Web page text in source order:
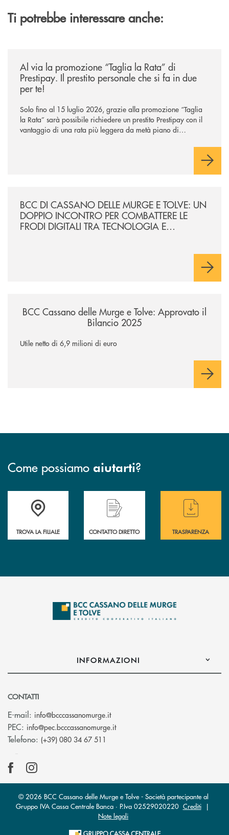
Ti potrebbe interessare anche:
Al via la promozione “Taglia la Rata” di
Prestipay. Il prestito personale che si fa in due
per te!
Solo fino al 15 luglio 2026, grazie alla promozione “Taglia
la Rata” sarà possibile richiedere un prestito Prestipay con il
vantaggio di una rata più leggera da metà piano di
BCC DI CASSANO DELLE MURGE E TOLVE: UN
DOPPIO INCONTRO PER COMBATTERE LE
FRODI DIGITALI TRA TECNOLOGIA E
BCC Cassano delle Murge e Tolve: Approvato il
Bilancio 2025
Utile netto di 6,9 milioni di euro
Come possiamo aiutarti?
Accedi all' elenco completo delle filiali
TROVA LA FILIALE
Hai bisogno di assistenza immediata ?
CONTATTO DIRETTO
Hai bisogno di
TRASPARENZA
INFORMAZIONI
CONTATTI
E-mail: info@bcccassanomurge.it(si apre l’app di posta elettronica)
PEC: info@pec.bcccassanomurge.it(si apre l’app di posta
Telefono: (+39) 080 34 67 511
© 2026 BCC Cassano delle Murge e Tolve - Società partecipante al
Gruppo IVA Cassa Centrale Banca · P.Iva 02529020220 Crediti|
Note legali